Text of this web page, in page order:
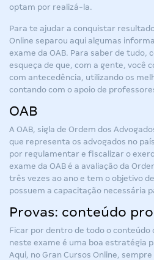
optam por realizá-la.
Para te ajudar a conquistar
Online separou aqui algumas
exame da OAB. Para saber de tudo,
esqueça de que, com a gente, você
com antecedência, utilizando os
contando com o apoio de
OAB
A OAB, sigla de Ordem dos
que representa os advogados no
por regulamentar e fiscalizar o
exame da OAB é a avaliação da
três vezes ao ano e tem o objetivo
possuem a capacitação necessária
Provas: conteúdo
Ficar por dentro de todo o
neste exame é uma boa estratégia
Aqui, no Gran Cursos Online,